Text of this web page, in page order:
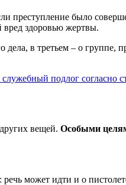
преступление было
здоровью жертвы.
дела, в третьем – о
служебный подлог согласно
вещей. Особыми
может идти и о